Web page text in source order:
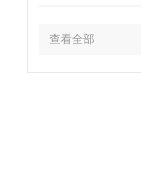
查看全部